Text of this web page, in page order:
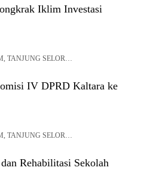
Iklim Investasi
TANJUNG SELOR…
IV DPRD Kaltara ke
TANJUNG SELOR…
Rehabilitasi Sekolah